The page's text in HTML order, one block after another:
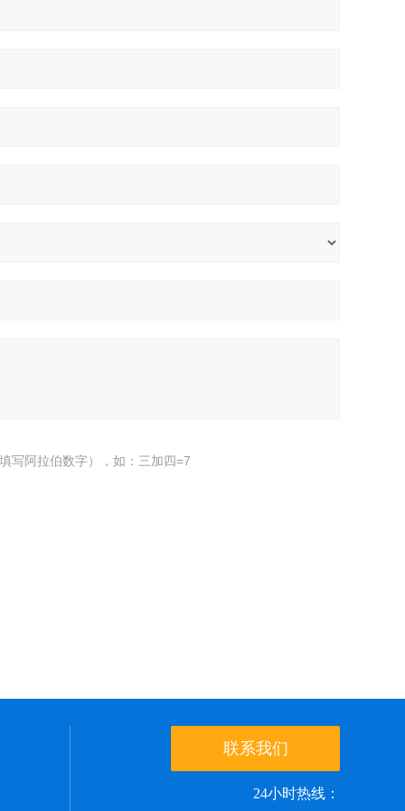
写阿拉伯数字），如：三加四=7
联系我们
24小时热线：